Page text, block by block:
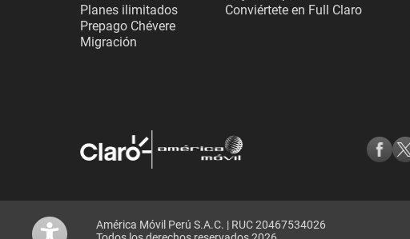
Planes ilimitados
Prepago Chévere
Migración
Conviértete en Full Claro
América Móvil Perú S.A.C. | RUC 20467534026